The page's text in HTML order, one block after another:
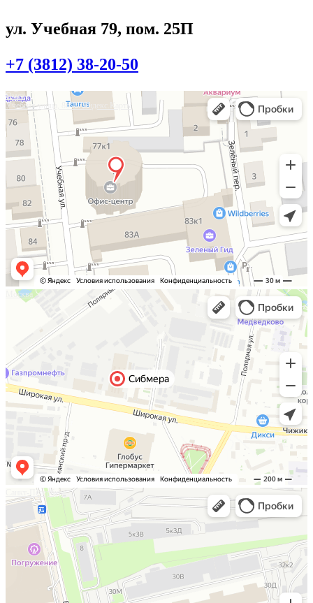
ул. Учебная 79, пом. 25П
+7 (3812) 38-20-50
Омск
Учебная улица, 86 — Яндекс.Карты
Москва
Санкт-Петербург